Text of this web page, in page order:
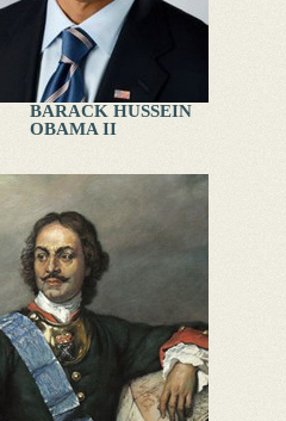
BARACK HUSSEIN
OBAMA II